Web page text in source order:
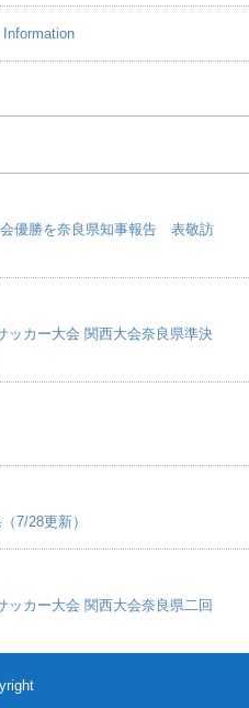
優勝を奈良県知事報告 表敬訪
ッカー大会 関西大会奈良県準決
7/28更新）
ッカー大会 関西大会奈良県二回